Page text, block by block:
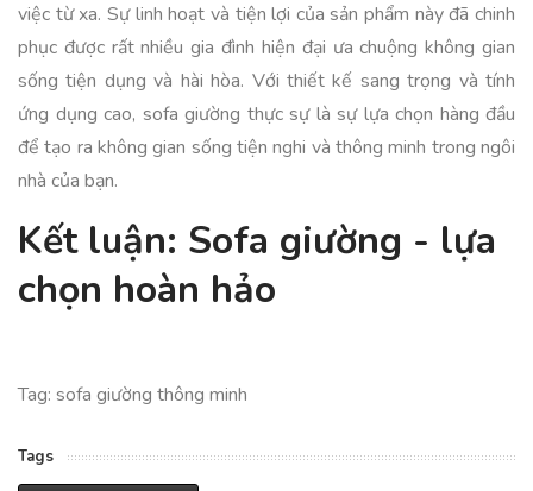
việc từ xa. Sự linh hoạt và tiện lợi của sản phẩm này đã chinh
phục được rất nhiều gia đình hiện đại ưa chuộng không gian
sống tiện dụng và hài hòa. Với thiết kế sang trọng và tính
ứng dụng cao, sofa giường thực sự là sự lựa chọn hàng đầu
để tạo ra không gian sống tiện nghi và thông minh trong ngôi
nhà của bạn.
Kết luận: Sofa giường - lựa
chọn hoàn hảo
Tag: sofa giường thông minh
Tags